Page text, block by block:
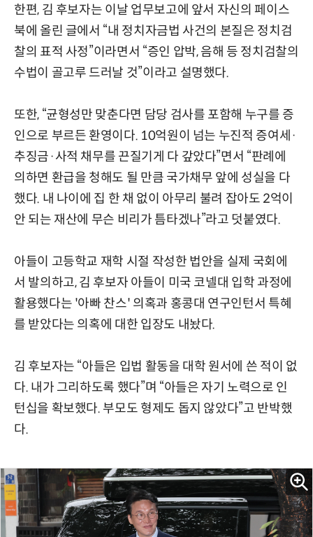
한편, 김 후보자는 이날 업무보고에 앞서 자신의 페이스
북에 올린 글에서 “내 정치자금법 사건의 본질은 정치검
찰의 표적 사정”이라면서 “증인 압박, 음해 등 정치검찰의
수법이 골고루 드러날 것”이라고 설명했다.
또한, “균형성만 맞춘다면 담당 검사를 포함해 누구를 증
인으로 부르든 환영이다. 10억원이 넘는 누진적 증여세·
추징금·사적 채무를 끈질기게 다 갚았다”면서 “판례에
의하면 환급을 청해도 될 만큼 국가채무 앞에 성실을 다
했다. 내 나이에 집 한 채 없이 아무리 불려 잡아도 2억이
안 되는 재산에 무슨 비리가 틈타겠나”라고 덧붙였다.
아들이 고등학교 재학 시절 작성한 법안을 실제 국회에
서 발의하고, 김 후보자 아들이 미국 코넬대 입학 과정에
활용했다는 '아빠 찬스' 의혹과 홍콩대 연구인턴서 특혜
를 받았다는 의혹에 대한 입장도 내놨다.
김 후보자는 “아들은 입법 활동을 대학 원서에 쓴 적이 없
다. 내가 그리하도록 했다”며 “아들은 자기 노력으로 인
턴십을 확보했다. 부모도 형제도 돕지 않았다”고 반박했
다.